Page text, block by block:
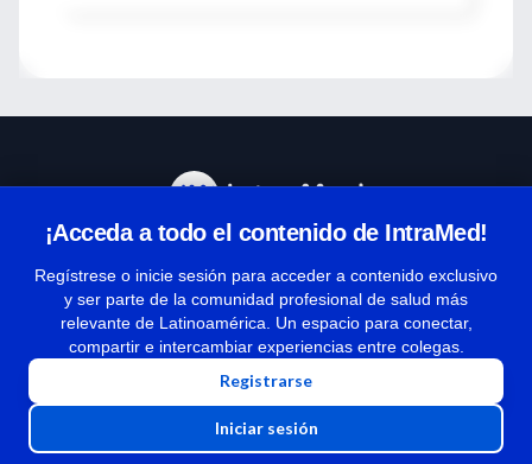
¡Acceda a todo el contenido de IntraMed!
Regístrese o inicie sesión para acceder a contenido exclusivo
y ser parte de la comunidad profesional de salud más
relevante de Latinoamérica. Un espacio para conectar,
compartir e intercambiar experiencias entre colegas.
Registrarse
Iniciar sesión
Términos y condiciones
| Políticas de privacidad
| Todos los derechos reservados | Copyright 1997-2026